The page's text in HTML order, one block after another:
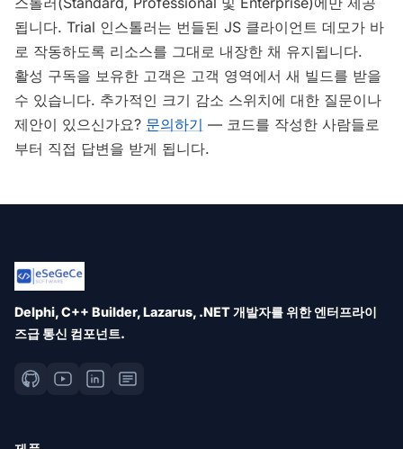
됩니다. Trial 인스톨러는 번들된 JS 클라이언트 데모가 바
로 작동하도록 리소스를 그대로 내장한 채 유지됩니다.
활성 구독을 보유한 고객은 고객 영역에서 새 빌드를 받을
수 있습니다. 추가적인 크기 감소 스위치에 대한 질문이나
제안이 있으신가요? 문의하기 — 코드를 작성한 사람들로
부터 직접 답변을 받게 됩니다.
Delphi, C++ Builder, Lazarus, .NET 개발자를 위한 엔터프라이
즈급 통신 컴포넌트.